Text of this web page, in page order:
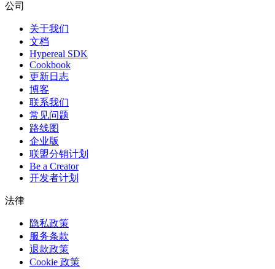
公司
关于我们
文档
Hypereal SDK
Cookbook
更新日志
博客
联系我们
常见问题
路线图
企业版
联盟分销计划
Be a Creator
开发者计划
法律
隐私政策
服务条款
退款政策
Cookie 政策